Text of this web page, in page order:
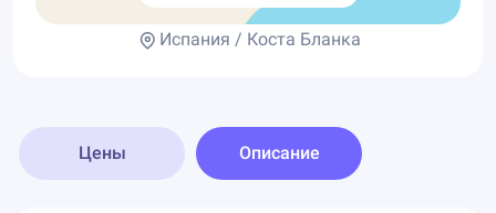
Испания / Коста Бланка
Цены Описание